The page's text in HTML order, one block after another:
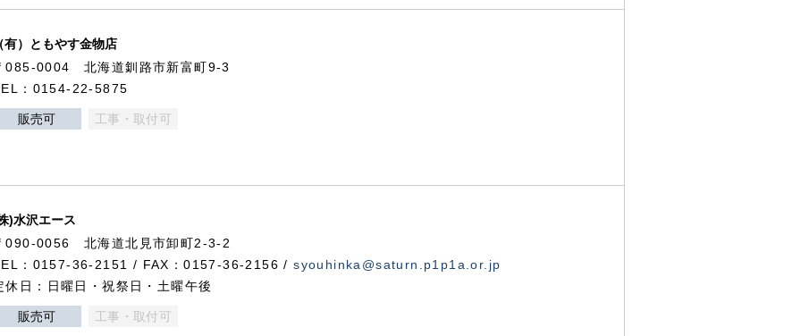
有）ともやす金物店
085-0004 北海道釧路市新富町9-3
：0154-22-5875
販売可 工事・取付可
)水沢エース
090-0056 北海道北見市卸町2-3-2
：0157-36-2151 / FAX：0157-36-2156 /syouhinka@saturn.p1p1a.or.jp
休日：日曜日・祝祭日・土曜午後
販売可 工事・取付可